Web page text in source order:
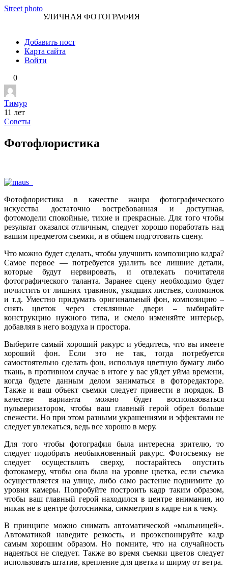
Перейти
Street photo
УЛИЧНАЯ ФОТОГРАФИЯ
Добавить пост
Карта сайта
Войти
0
Тимур
11 лет
Советы
Фотофлористика
Фотофлористика в качестве жанра фотографического
искусства достаточно востребованная и доступная,
фотомодели спокойные, тихие и прекрасные. Для того чтобы
результат оказался отличным, следует хорошо поработать над
вашим предметом съемки, и в общем подготовить сцену.
Что можно будет сделать, чтобы улучшить композицию кадра?
Самое первое — потребуется удалить все лишние детали,
которые будут нервировать, и отвлекать почитателя
фотографического таланта. Заранее сцену необходимо будет
почистить от лишних травинок, увядших листьев, соломинок
и т.д. Уместно придумать оригинальный фон, композицию –
снять цветок через стеклянные двери – выбирайте
конструкцию нужного типа, и смело изменяйте интерьер,
добавляя в него воздуха и простора.
Выберите самый хороший ракурс и убедитесь, что вы имеете
хороший фон. Если это не так, тогда потребуется
самостоятельно сделать фон, используя цветную бумагу либо
ткань, в противном случае в итоге у вас уйдет уйма времени,
когда будете данным делом заниматься в фоторедакторе.
Также и ваш объект съемки следует привести в порядок. В
качестве варианта можно будет воспользоваться
пульверизатором, чтобы ваш главный герой обрел больше
свежести. Но при этом разными украшениями и эффектами не
следует увлекаться, ведь все хорошо в меру.
Для того чтобы фотография была интересна зрителю, то
следует подобрать необыкновенный ракурс. Фотосъемку не
следует осуществлять сверху, постарайтесь опустить
фотокамеру, чтобы она была на уровне цветка, если съемка
осуществляется на улице, либо само растение поднимите до
уровня камеры. Попробуйте построить кадр таким образом,
чтобы ваш главный герой находился в центре внимания, но
никак не в центре фотоснимка, симметрия в кадре ни к чему.
В принципе можно снимать автоматической «мыльницей».
Автоматикой наведите резкость, и проэкспонируйте кадр
самым хорошим образом. Но помните, что на случайность
надеяться не следует. Также во время съемки цветов следует
использовать штатив, крепление для цветка и ширму от ветра.